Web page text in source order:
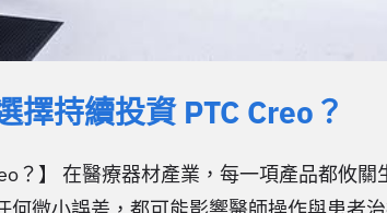
持續投資 PTC Creo？
？】 在醫療器材產業，每一項產品都攸